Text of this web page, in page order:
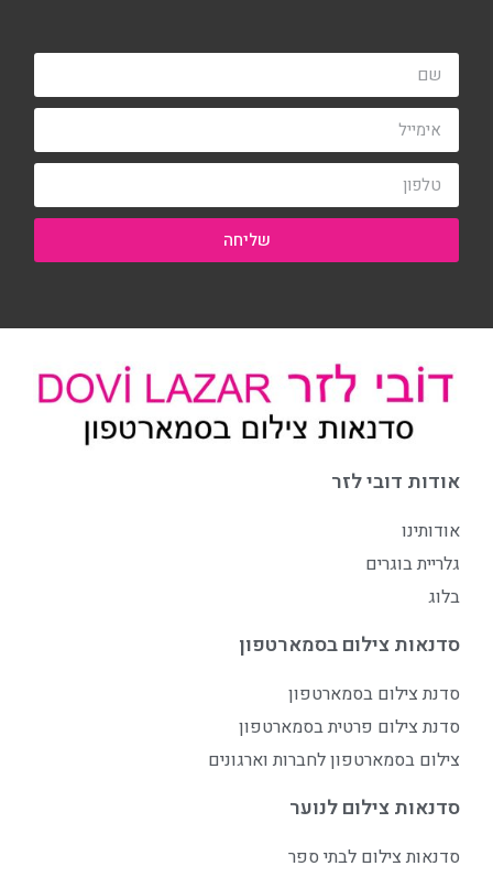
שליחה
אודות דובי לזר
אודותינו
גלריית בוגרים
בלוג
סדנאות צילום בסמארטפון
סדנת צילום בסמארטפון
סדנת צילום פרטית בסמארטפון
צילום בסמארטפון לחברות וארגונים
סדנאות צילום לנוער
סדנאות צילום לבתי ספר